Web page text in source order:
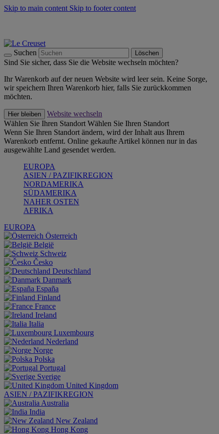
Skip to main content Skip to footer content
Suchen Löschen
Sind Sie sicher, dass Sie die Website wechseln möchten?
Ihr Warenkorb auf der neuen Website wird leer sein. Keine Sorge,
wir speichern Ihren Warenkorb hier, falls Sie zurückkommen
möchten.
Hier bleiben
Website wechseln
Wählen Sie Ihren Standort Wählen Sie Ihren Standort
Wenn Sie Ihren Standort ändern, wird der Inhalt aus Ihrem
Warenkorb entfernt. Online gekaufte Artikel können nur in das
ausgewählte Land gesendet werden.
EUROPA
ASIEN / PAZIFIKREGION
NORDAMERIKA
SÜDAMERIKA
NAHER OSTEN
AFRIKA
EUROPA
Österreich
België
Schweiz
Česko
Deutschland
Danmark
España
Finland
France
Ireland
Italia
Luxembourg
Nederland
Norge
Polska
Portugal
Sverige
United Kingdom
ASIEN / PAZIFIKREGION
Australia
India
New Zealand
Hong Kong